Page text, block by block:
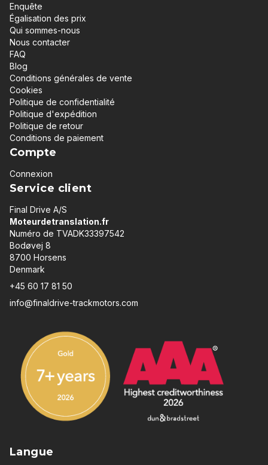
Enquête
Égalisation des prix
Qui sommes-nous
Nous contacter
FAQ
Blog
Conditions générales de vente
Cookies
Politique de confidentialité
Politique d'expédition
Politique de retour
Conditions de paiement
Compte
Connexion
Service client
Final Drive A/S
Moteurdetranslation.fr
Numéro de TVADK33397542
Bodøvej 8
8700 Horsens
Denmark
+45 60 17 81 50
info@finaldrive-trackmotors.com
Langue